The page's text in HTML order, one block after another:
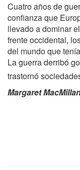
Cuatro años de
confianza que
llevado a dominar
frente occidental,
del mundo que
La guerra derribó
trastornó
Margaret